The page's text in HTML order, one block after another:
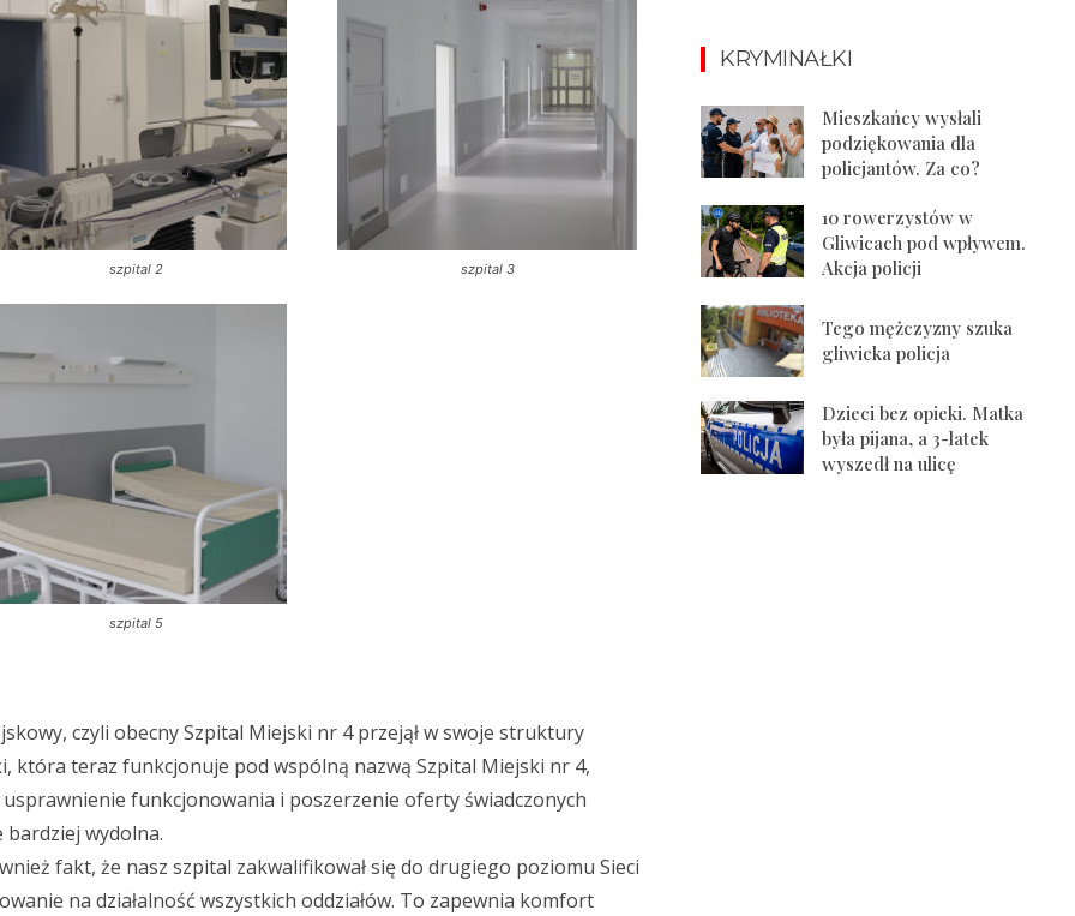
szpital 2 szpital 3
szpital 5
czyli obecny Szpital Miejski nr 4 przejął w swoje struktury
która teraz funkcjonuje pod wspólną nazwą Szpital Miejski nr 4,
funkcjonowania i poszerzenie oferty świadczonych
bardziej wydolna.
fakt, że nasz szpital zakwalifikował się do drugiego poziomu Sieci
na działalność wszystkich oddziałów. To zapewnia komfort
KRYMINAŁKI
Mieszkańcy wysłali
podziękowania dla
policjantów. Za co?
10 rowerzystów w
Gliwicach pod wpływem.
Akcja policji
Tego mężczyzny szuka
gliwicka policja
Dzieci bez opieki. Matka
była pijana, a 3-latek
wyszedł na ulicę